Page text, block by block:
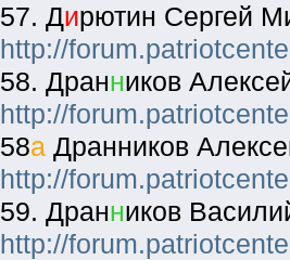
57. Дирютин Сергей
http://
58. Дранников
http://
58аДранников
http://
59. Дранников
http://